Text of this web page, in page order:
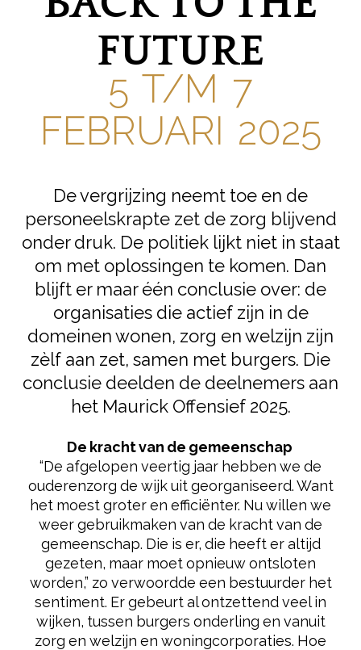
FUTURE
5 T/M 7
FEBRUARI 2025
De vergrijzing neemt toe en de
personeelskrapte zet de zorg blijvend
onder druk. De politiek lijkt niet in staat
om met oplossingen te komen. Dan
blijft er maar één conclusie over: de
organisaties die actief zijn in de
domeinen wonen, zorg en welzijn zijn
zèlf aan zet, samen met burgers. Die
conclusie deelden de deelnemers aan
het Maurick Offensief 2025.
De kracht van de gemeenschap
“De afgelopen veertig jaar hebben we de
ouderenzorg de wijk uit georganiseerd. Want
het moest groter en efficiënter. Nu willen we
weer gebruikmaken van de kracht van de
gemeenschap. Die is er, die heeft er altijd
gezeten, maar moet opnieuw ontsloten
worden,” zo verwoordde een bestuurder het
sentiment. Er gebeurt al ontzettend veel in
wijken, tussen burgers onderling en vanuit
zorg en welzijn en woningcorporaties. Hoe